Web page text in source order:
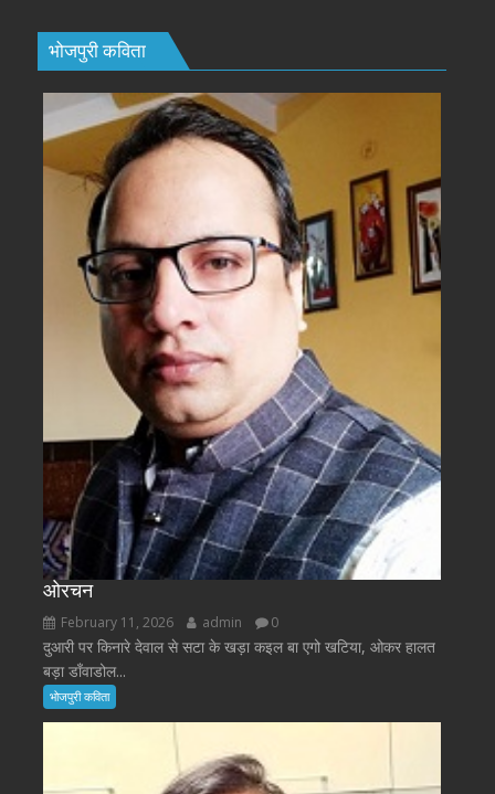
भोजपुरी कविता
ओरचन
February 11, 2026 admin 0
दुआरी पर किनारे देवाल से सटा के खड़ा कइल बा एगो खटिया, ओकर हालत
बड़ा डाँवाडोल...
भोजपुरी कविता